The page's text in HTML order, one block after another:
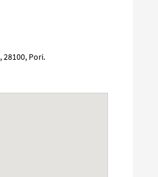
,28100, Pori.